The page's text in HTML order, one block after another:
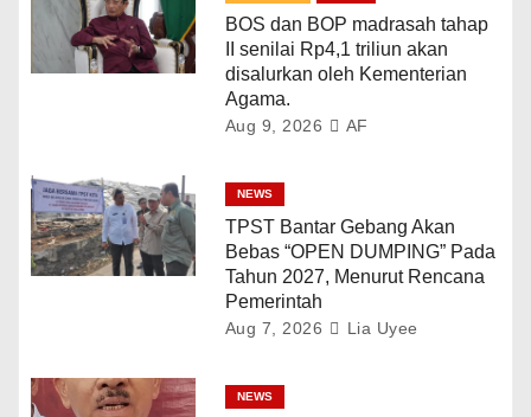
BOS dan BOP madrasah tahap
II senilai Rp4,1 triliun akan
disalurkan oleh Kementerian
Agama.
Aug 9, 2026 AF
NEWS
TPST Bantar Gebang Akan
Bebas “OPEN DUMPING” Pada
Tahun 2027, Menurut Rencana
Pemerintah
Aug 7, 2026 Lia Uyee
NEWS